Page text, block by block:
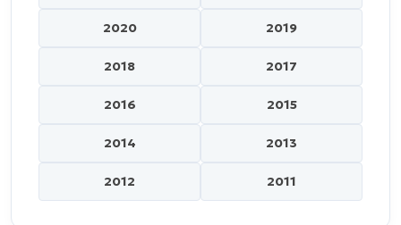
2020 2019
2018 2017
2016 2015
2014 2013
2012 2011